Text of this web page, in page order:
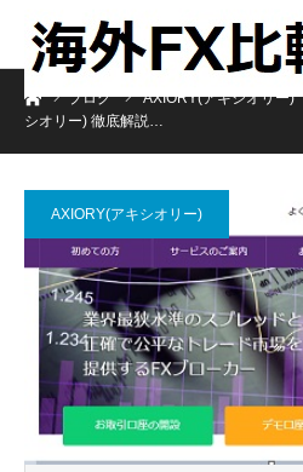
ホームブログ AXIORY(アキシオリー)
シオリー) 徹底解説…
AXIORY(アキシオリー)